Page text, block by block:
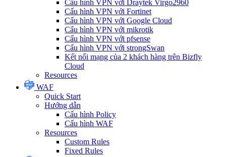
Cấu hình VPN với Draytek Virgo2960
Cấu hình VPN với Fortinet
Cấu hình VPN với Google Cloud
Cấu hình VPN với mikrotik
Cấu hình VPN với pfsense
Cấu hình VPN với strongSwan
Kết nối mạng của 2 khách hàng trên Bizfly
Cloud
Resources
WAF
Quick Start
Hướng dẫn
Cấu hình Policy
Cấu hình WAF
Resources
Custom Rules
Fixed Rules